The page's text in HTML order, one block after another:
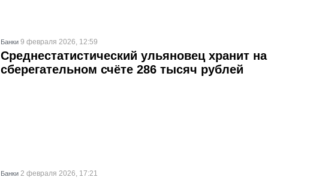
Банки 9 февраля 2026, 12:59
Среднестатистический ульяновец хранит на
сберегательном счёте 286 тысяч рублей
Банки 2 февраля 2026, 17:21